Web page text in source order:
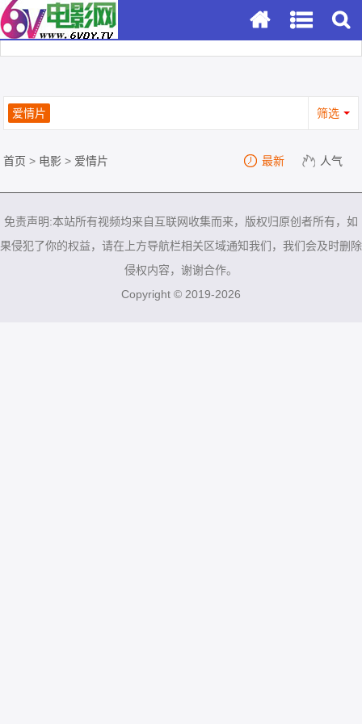
爱情片 筛选
首页 > 电影 > 爱情片 最新 人气
免责声明:本站所有视频均来自互联网收集而来，版权归原创者所有，如
果侵犯了你的权益，请在上方导航栏相关区域通知我们，我们会及时删除
侵权内容，谢谢合作。
Copyright © 2019-2026